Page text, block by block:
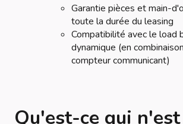
Garantie pièces et main-
toute la durée du leasing
Compatibilité avec le load
dynamique (en
compteur communicant)
Qu'est-ce qui